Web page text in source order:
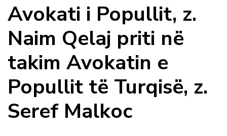
Avokati i Popullit, z.
Naim Qelaj priti në
takim Avokatin e
Popullit të Turqisë, z.
Seref Malkoc